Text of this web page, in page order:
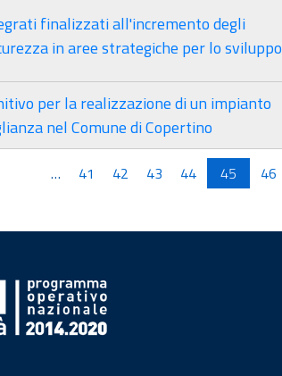
finalizzati all'incremento degli
in aree strategiche per lo sviluppo
per la realizzazione di un impianto
nel Comune di Copertino
… 41 42 43 44 45 46